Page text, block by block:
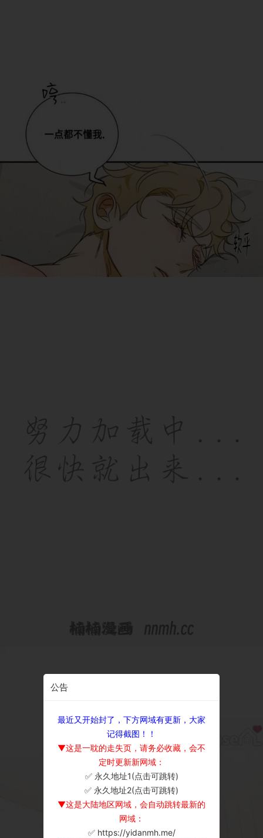
公告
最近又开始封了，下方网域有更新，大家
记得截图！！
▼这是一耽的走失页，请务必收藏，会不
定时更新新网域：
✅ 永久地址1(点击可跳转)
✅ 永久地址2(点击可跳转)
▼这是大陆地区网域，会自动跳转最新的
网域：
✅ https://yidanmh.me/